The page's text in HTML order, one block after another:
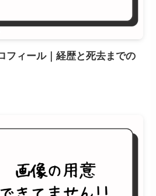
フィール｜経歴と死去までの